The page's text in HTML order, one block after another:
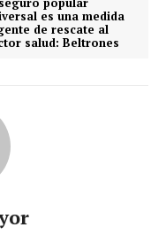
es una medida
de rescate al
salud: Beltrones